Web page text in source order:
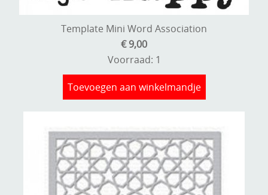
Template Mini Word Association
€ 9,00
Voorraad: 1
Toevoegen aan winkelmandje